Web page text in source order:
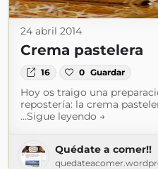
24 abril 2014
Crema pastelera
16 0 Guardar
Hoy os traigo una
repostería: la crema
…Sigue leyendo →
Quédate a comer!!